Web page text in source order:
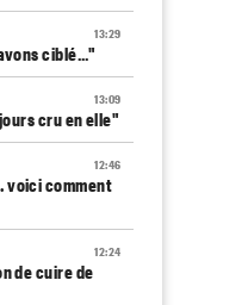
13:29
ciblé..."
13:09
cru en elle"
12:46
voici comment
12:24
de cuire de